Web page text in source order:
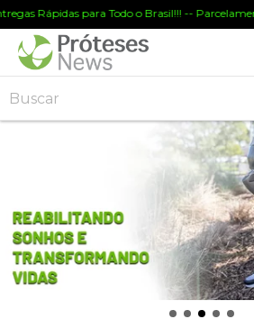
Rápidas para Todo o Brasil!!! -- Parcelamento